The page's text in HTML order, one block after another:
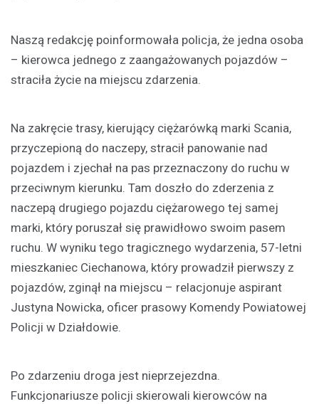
Naszą redakcję poinformowała policja, że jedna osoba
– kierowca jednego z zaangażowanych pojazdów –
straciła życie na miejscu zdarzenia.
Na zakręcie trasy, kierujący ciężarówką marki Scania,
przyczepioną do naczepy, stracił panowanie nad
pojazdem i zjechał na pas przeznaczony do ruchu w
przeciwnym kierunku. Tam doszło do zderzenia z
naczepą drugiego pojazdu ciężarowego tej samej
marki, który poruszał się prawidłowo swoim pasem
ruchu. W wyniku tego tragicznego wydarzenia, 57-letni
mieszkaniec Ciechanowa, który prowadził pierwszy z
pojazdów, zginął na miejscu – relacjonuje aspirant
Justyna Nowicka, oficer prasowy Komendy Powiatowej
Policji w Działdowie.
Po zdarzeniu droga jest nieprzejezdna.
Funkcjonariusze policji skierowali kierowców na